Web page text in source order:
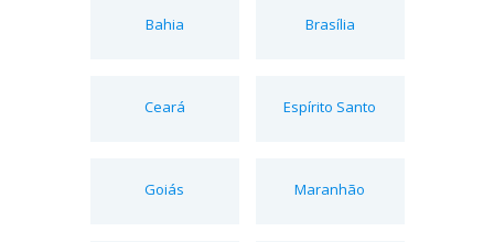
Bahia Brasília
Ceará Espírito Santo
Goiás Maranhão